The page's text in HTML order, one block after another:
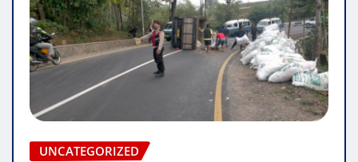
UNCATEGORIZED